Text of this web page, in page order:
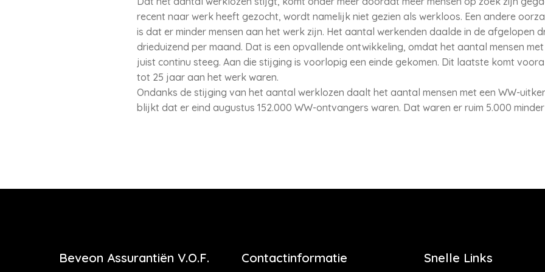
recent naar werk heeft gezocht, wordt namelijk niet gezien als werkloos. Een andere
is dat er minder mensen aan het werk zijn. Het aantal werkenden daalde in de afgelopen
drieduizend per maand. Dat is een opvallende ontwikkeling, omdat het aantal mensen
juist continu steeg. Aan die stijging is voorlopig een einde gekomen. Dit laatste komt
tot 25 jaar aan het werk waren.
Ondanks de stijging van het aantal werklozen daalt het aantal mensen met een WW-
blijkt dat er eind augustus 152.000 WW-ontvangers waren. Dat waren er ruim 5.000
Beveon Assurantiën V.O.F. Contactinformatie Snelle Links